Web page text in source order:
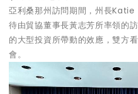
亞利桑那州訪問期間，州長
待由貿協董事長黃志芳所率領的
的大型投資所帶動的效應，雙方
會。